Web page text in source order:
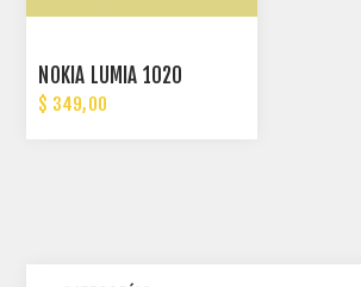
NOKIA LUMIA 1020
$ 349,00